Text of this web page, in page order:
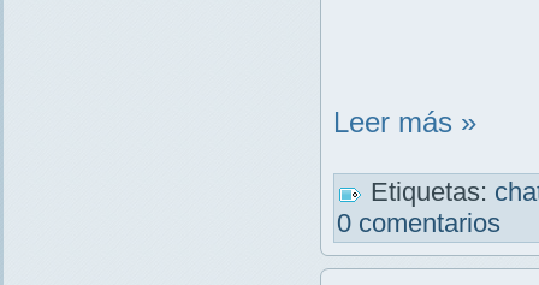
Leer más »
Etiquetas:
0 comentarios